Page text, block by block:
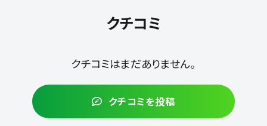
クチコミ
クチコミはまだありません。
クチコミを投稿